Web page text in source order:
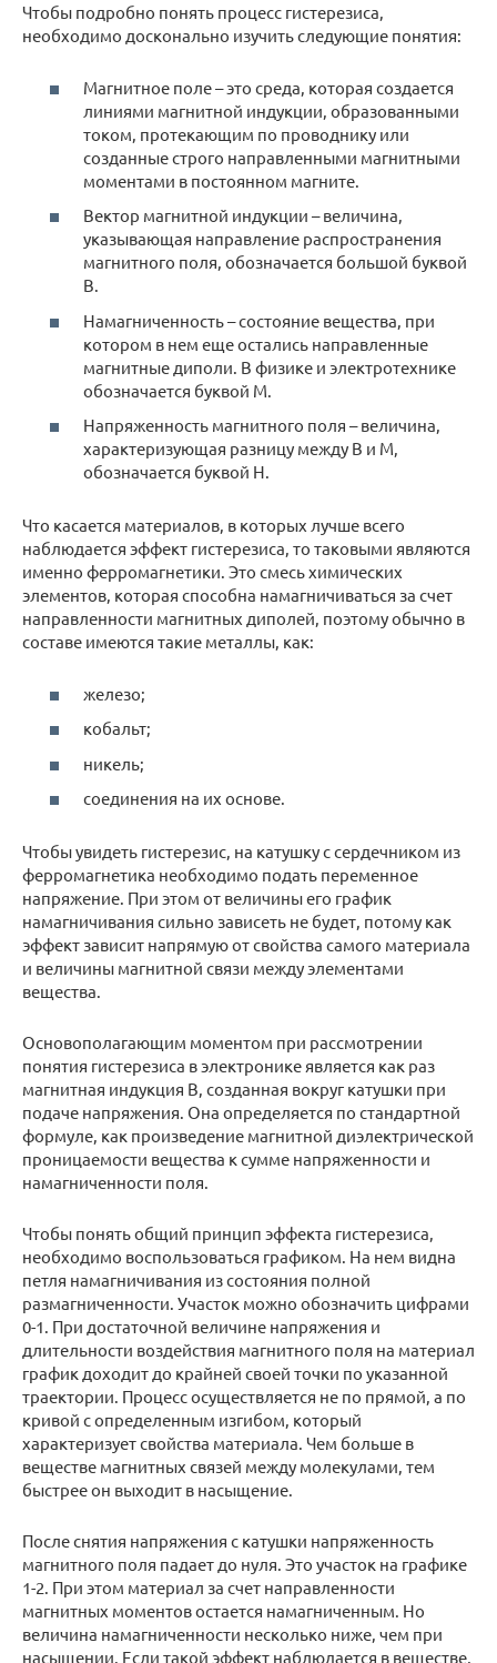
Чтобы подробно понять процесс гистерезиса,
необходимо досконально изучить следующие понятия:
Магнитное поле – это среда, которая создается
линиями магнитной индукции, образованными
током, протекающим по проводнику или
созданные строго направленными магнитными
моментами в постоянном магните.
Вектор магнитной индукции – величина,
указывающая направление распространения
магнитного поля, обозначается большой буквой
В.
Намагниченность – состояние вещества, при
котором в нем еще остались направленные
магнитные диполи. В физике и электротехнике
обозначается буквой М.
Напряженность магнитного поля – величина,
характеризующая разницу между В и М,
обозначается буквой Н.
Что касается материалов, в которых лучше всего
наблюдается эффект гистерезиса, то таковыми являются
именно ферромагнетики. Это смесь химических
элементов, которая способна намагничиваться за счет
направленности магнитных диполей, поэтому обычно в
составе имеются такие металлы, как:
железо;
кобальт;
никель;
соединения на их основе.
Чтобы увидеть гистерезис, на катушку с сердечником из
ферромагнетика необходимо подать переменное
напряжение. При этом от величины его график
намагничивания сильно зависеть не будет, потому как
эффект зависит напрямую от свойства самого материала
и величины магнитной связи между элементами
вещества.
Основополагающим моментом при рассмотрении
понятия гистерезиса в электронике является как раз
магнитная индукция В, созданная вокруг катушки при
подаче напряжения. Она определяется по стандартной
формуле, как произведение магнитной диэлектрической
проницаемости вещества к сумме напряженности и
намагниченности поля.
Чтобы понять общий принцип эффекта гистерезиса,
необходимо воспользоваться графиком. На нем видна
петля намагничивания из состояния полной
размагниченности. Участок можно обозначить цифрами
0-1. При достаточной величине напряжения и
длительности воздействия магнитного поля на материал
график доходит до крайней своей точки по указанной
траектории. Процесс осуществляется не по прямой, а по
кривой с определенным изгибом, который
характеризует свойства материала. Чем больше в
веществе магнитных связей между молекулами, тем
быстрее он выходит в насыщение.
После снятия напряжения с катушки напряженность
магнитного поля падает до нуля. Это участок на графике
1-2. При этом материал за счет направленности
магнитных моментов остается намагниченным. Но
величина намагниченности несколько ниже, чем при
насыщении. Если такой эффект наблюдается в веществе,